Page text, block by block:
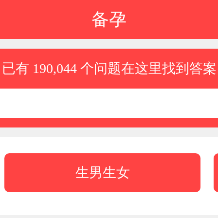
备孕
已有 190,044 个问题在这里找到答案
生男生女